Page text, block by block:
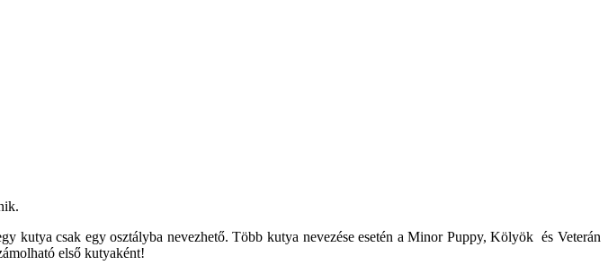
kutya csak egy osztályba nevezhető. Több kutya nevezése esetén a Minor Puppy, Kölyök és Veterán
első kutyaként!